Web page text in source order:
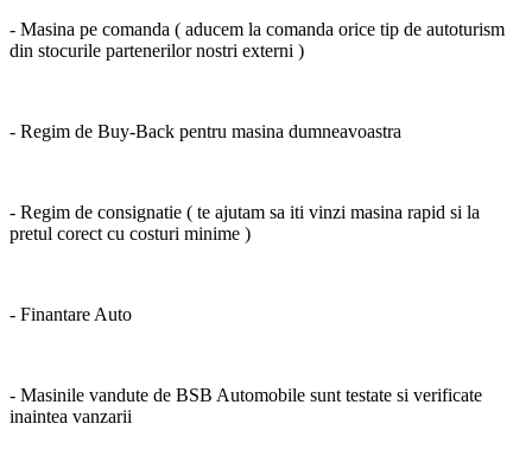
- Masina pe comanda ( aducem la comanda orice tip de autoturism
din stocurile partenerilor nostri externi )
- Regim de Buy-Back pentru masina dumneavoastra
- Regim de consignatie ( te ajutam sa iti vinzi masina rapid si la
pretul corect cu costuri minime )
- Finantare Auto
- Masinile vandute de BSB Automobile sunt testate si verificate
inaintea vanzarii